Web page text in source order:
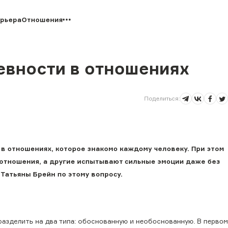
Отношения
в отношениях
Поделиться:
отношениях, которое знакомо каждому человеку. При этом
а другие испытывают сильные эмоции даже без
Брейн по этому вопросу.
на два типа: обоснованную и необоснованную. В первом